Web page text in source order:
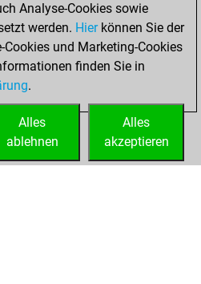
14,
created
account
Analyse-Cookies sowie
werden. Hierkönnen Sie der
und Marketing-Cookies
finden Sie in
.
Alles
akzeptieren
Alles
ablehnen